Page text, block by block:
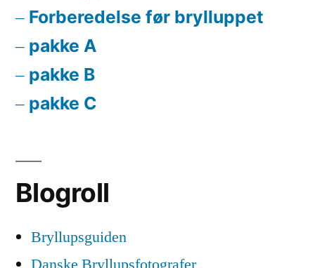
Forberedelse før brylluppet
pakke A
pakke B
pakke C
Blogroll
Bryllupsguiden